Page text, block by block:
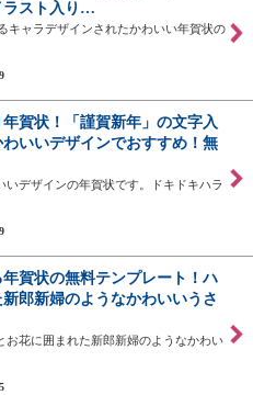
ラスト入り…
キャラデザインされたかわいい年賀状の
賀状！「謹賀新年」の文字入
いいデザインでおすすめ！無
いデザインの年賀状です。ドキドキハラ
年賀状の無料テンプレート！ハ
郎新婦のようなかわいいうさ
お花に囲まれた新郎新婦のようなかわい